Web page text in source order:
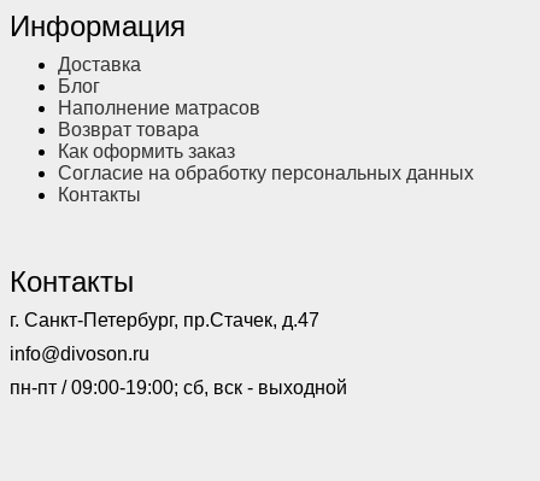
Информация
Доставка
Блог
Наполнение матрасов
Возврат товара
Как оформить заказ
Согласие на обработку персональных данных
Контакты
Контакты
г. Санкт-Петербург, пр.Стачек, д.47
info@divoson.ru
пн-пт / 09:00-19:00; сб, вск - выходной